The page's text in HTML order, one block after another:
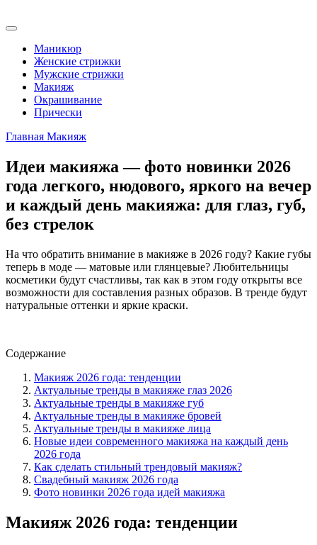
Маникюр
Женские стрижки
Мужские стрижки
Макияж
Окрашивание
Прически
Главная Макияж
Идеи макияжа — фото новинки 2026
года легкого, нюдового, яркого на вечер
и каждый день макияжа: для глаз, губ,
без стрелок
На что обратить внимание в макияже в 2026 году? Какие губы
теперь в моде — матовые или глянцевые? Любительницы
косметики будут счастливы, так как в этом году открыты все
возможности для составления разных образов. В тренде будут
натуральные оттенки и яркие краски.
Содержание
Макияж 2026 года: тенденции
Актуальные тренды в макияже глаз 2026
Актуальные тренды в макияже губ
Актуальные тренды в макияже бровей
Актуальные тренды в макияже лица
Новые идеи современного макияжа на каждый день
2026 года
Как сделать стильный трендовый макияж?
Свадебный макияж 2026 года
Фото новинки 2026 года идей макияжа
Макияж 2026 года: тенденции